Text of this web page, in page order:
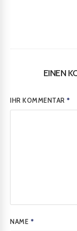
EINEN
IHR KOMMENTAR*
NAME *